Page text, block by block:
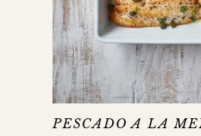
PESCADO A LA